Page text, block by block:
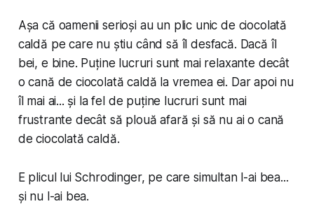
Așa că oamenii serioși au un plic unic de ciocolată
caldă pe care nu știu când să îl desfacă. Dacă îl
bei, e bine. Puține lucruri sunt mai relaxante decât
o cană de ciocolată caldă la vremea ei. Dar apoi nu
îl mai ai... și la fel de puține lucruri sunt mai
frustrante decât să plouă afară și să nu ai o cană
de ciocolată caldă.
E plicul lui Schrodinger, pe care simultan l-ai bea...
și nu l-ai bea.